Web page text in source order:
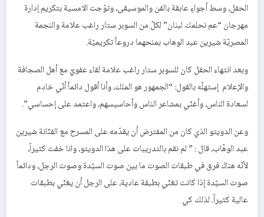
الحفل، وسط أجواءٍ عابقة بالفن والموسيقى، وتوّجت الامسية بتكريم إدارة
مهرجان “عم نحلمك لبنان” لكلّ من السوبر ستار راغب علامة والنجمة
المصريّة شيرين عبد الوهاب بمنحهما دروعاً تكريميّة.
وبعد انتهاء الحفل كان للسوبر ستار راغب علامة لقاء عفويّ مع أهل الصجافة
والإعلام إستهلّه بالقول: “الجمهور هو الملك، وأنا أقول دائماً أنّي خادم
لسعادة الناس، وأغنّي بمشاعر الناس وأحاسيسهم، واعتمد على إحساسي”.
وعن الدويتو الذي كان من المفترض أن يقدّمه على المسرح مع الفنّانة شيرين
عبد الوهّاب، قال : ” لم نقم بالتدريبات على هذا الدويتو، وانا خفت كثيراً،
لأنّه هناك فرق في طبقات الصوت ما بين صوت السيّدة وصوت الرجل، ودائماً
صوت السيّدة إذا كانت تغنّي بطبقة عادية، على الرجل أن يغنّي بطبقات
عالية كثيراً. لذلك كي